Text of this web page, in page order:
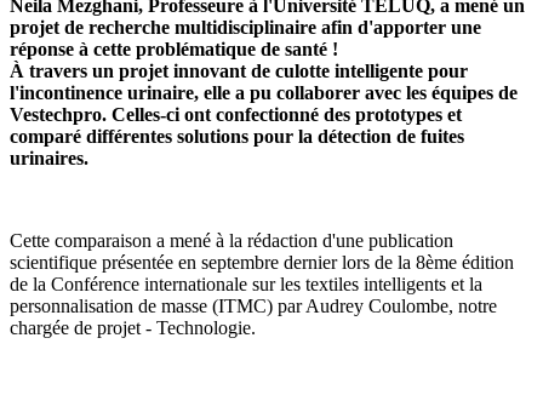
Neila Mezghani, Professeure à l'Université TELUQ, a mené un
projet de recherche multidisciplinaire afin d'apporter une
réponse à cette problématique de santé !
À travers un projet innovant de culotte intelligente pour
l'incontinence urinaire, elle a pu collaborer avec les équipes de
Vestechpro. Celles-ci ont confectionné des prototypes et
comparé différentes solutions pour la détection de fuites
urinaires.
Cette comparaison a mené à la rédaction d'une publication
scientifique présentée en septembre dernier lors de la 8ème édition
de la Conférence internationale sur les textiles intelligents et la
personnalisation de masse (ITMC) par Audrey Coulombe, notre
chargée de projet - Technologie.